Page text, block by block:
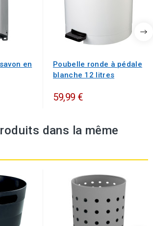
en
Poubelle ronde à pédale
blanche 12 litres
59,99 €
dans la même